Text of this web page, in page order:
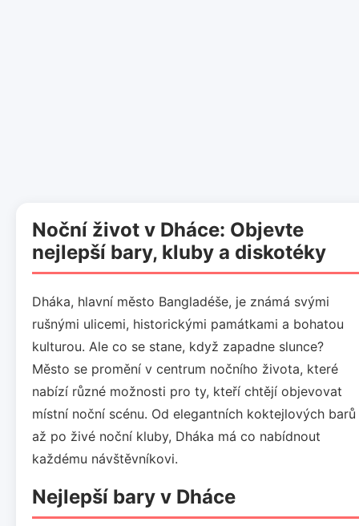
Noční život v Dháce: Objevte
nejlepší bary, kluby a diskotéky
Dháka, hlavní město Bangladéše, je známá svými
rušnými ulicemi, historickými památkami a bohatou
kulturou. Ale co se stane, když zapadne slunce?
Město se promění v centrum nočního života, které
nabízí různé možnosti pro ty, kteří chtějí objevovat
místní noční scénu. Od elegantních koktejlových barů
až po živé noční kluby, Dháka má co nabídnout
každému návštěvníkovi.
Nejlepší bary v Dháce